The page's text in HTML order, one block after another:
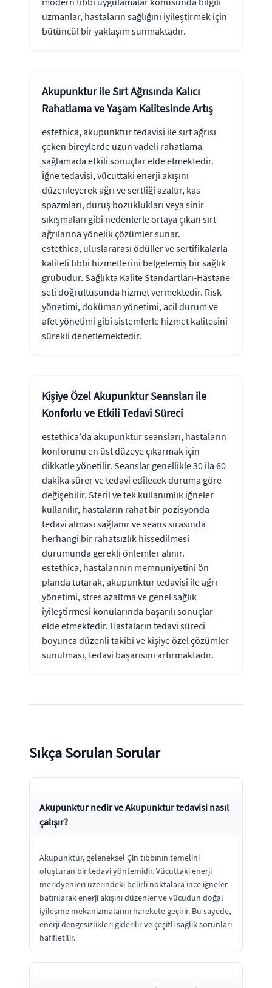
uzmanlar, hastaların sağlığını iyileştirmek için
bütüncül bir yaklaşım sunmaktadır.
Akupunktur ile Sırt Ağrısında Kalıcı
Rahatlama ve Yaşam Kalitesinde Artış
estethica, akupunktur tedavisi ile sırt ağrısı
çeken bireylerde uzun vadeli rahatlama
sağlamada etkili sonuçlar elde etmektedir.
İğne tedavisi, vücuttaki enerji akışını
düzenleyerek ağrı ve sertliği azaltır, kas
spazmları, duruş bozuklukları veya sinir
sıkışmaları gibi nedenlerle ortaya çıkan sırt
ağrılarına yönelik çözümler sunar.
estethica, uluslararası ödüller ve sertifikalarla
kaliteli tıbbi hizmetlerini belgelemiş bir sağlık
grubudur. Sağlıkta Kalite Standartları-Hastane
seti doğrultusunda hizmet vermektedir. Risk
yönetimi, doküman yönetimi, acil durum ve
afet yönetimi gibi sistemlerle hizmet kalitesini
sürekli denetlemektedir.
Kişiye Özel Akupunktur Seansları ile
Konforlu ve Etkili Tedavi Süreci
estethica'da akupunktur seansları, hastaların
konforunu en üst düzeye çıkarmak için
dikkatle yönetilir. Seanslar genellikle 30 ila 60
dakika sürer ve tedavi edilecek duruma göre
değişebilir. Steril ve tek kullanımlık iğneler
kullanılır, hastaların rahat bir pozisyonda
tedavi alması sağlanır ve seans sırasında
herhangi bir rahatsızlık hissedilmesi
durumunda gerekli önlemler alınır.
estethica, hastalarının memnuniyetini ön
planda tutarak, akupunktur tedavisi ile ağrı
yönetimi, stres azaltma ve genel sağlık
iyileştirmesi konularında başarılı sonuçlar
elde etmektedir. Hastaların tedavi süreci
boyunca düzenli takibi ve kişiye özel çözümler
sunulması, tedavi başarısını artırmaktadır.
Sıkça Sorulan Sorular
Akupunktur nedir ve Akupunktur tedavisi nasıl
çalışır?
Akupunktur, geleneksel Çin tıbbının temelini
oluşturan bir tedavi yöntemidir. Vücuttaki enerji
meridyenleri üzerindeki belirli noktalara ince iğneler
batırılarak enerji akışını düzenler ve vücudun doğal
iyileşme mekanizmalarını harekete geçirir. Bu sayede,
enerji dengesizlikleri giderilir ve çeşitli sağlık sorunları
hafifletilir.